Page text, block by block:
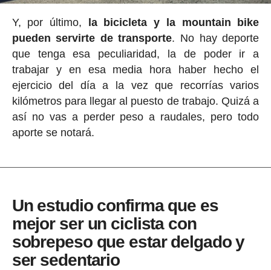
Y, por último, la bicicleta y la mountain bike
pueden servirte de transporte. No hay deporte
que tenga esa peculiaridad, la de poder ir a
trabajar y en esa media hora haber hecho el
ejercicio del día a la vez que recorrías varios
kilómetros para llegar al puesto de trabajo. Quizá a
así no vas a perder peso a raudales, pero todo
aporte se notará.
Un estudio confirma que es
mejor ser un ciclista con
sobrepeso que estar delgado y
ser sedentario